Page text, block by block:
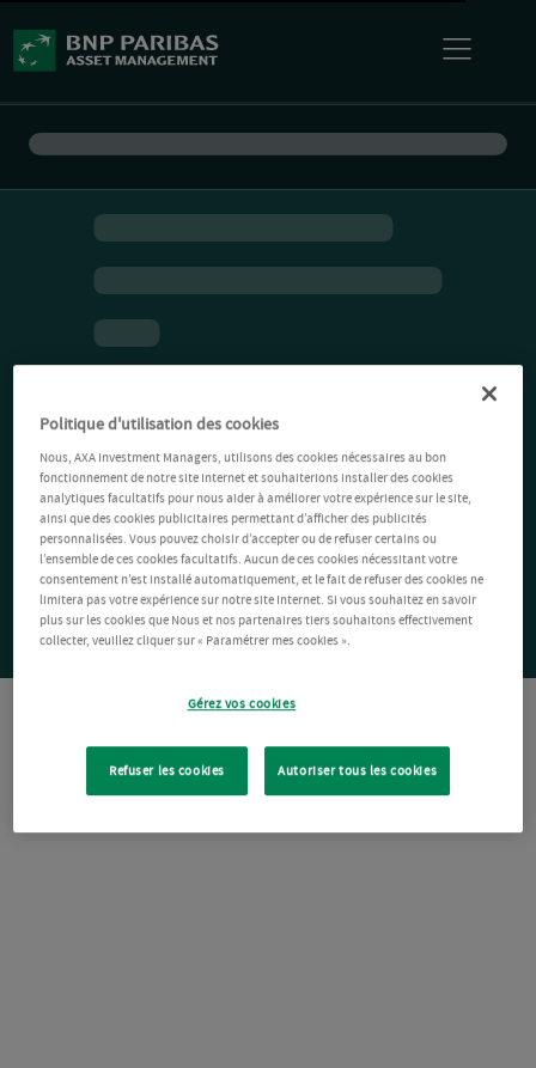
Politique d'utilisation des cookies
Nous, AXA Investment Managers, utilisons des cookies nécessaires au bon
fonctionnement de notre site Internet et souhaiterions installer des cookies
analytiques facultatifs pour nous aider à améliorer votre expérience sur le site,
ainsi que des cookies publicitaires permettant d’afficher des publicités
personnalisées. Vous pouvez choisir d’accepter ou de refuser certains ou
l’ensemble de ces cookies facultatifs. Aucun de ces cookies nécessitant votre
consentement n’est installé automatiquement, et le fait de refuser des cookies ne
limitera pas votre expérience sur notre site Internet. Si vous souhaitez en savoir
plus sur les cookies que Nous et nos partenaires tiers souhaitons effectivement
collecter, veuillez cliquer sur « Paramétrer mes cookies ».
Gérez vos cookies
Refuser les cookies Autoriser tous les cookies